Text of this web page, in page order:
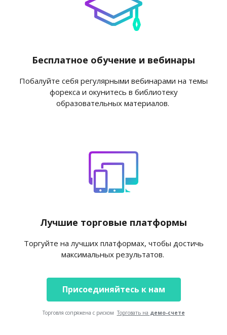
Бесплатное обучение и вебинары
Побалуйте себя регулярными вебинарами на темы
форекса и окунитесь в библиотеку
образовательных материалов.
Лучшие торговые платформы
Торгуйте на лучших платформах, чтобы достичь
максимальных результатов.
Присоединяйтесь к нам
Торговля сопряжена с риском Торговать на демо-счете